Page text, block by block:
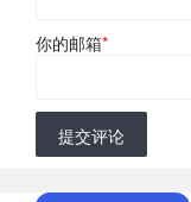
你的邮箱*
提交评论